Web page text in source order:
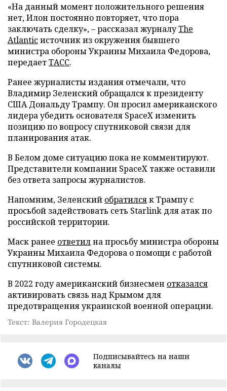
«На данный момент положительного решения
нет, Илон постоянно повторяет, что пора
заключать сделку», – рассказал журналуThe
Atlanticисточник из окружения бывшего
министра обороны Украины Михаила Федорова,
передаетТАСС.
Ранее журналисты издания отмечали, что
Владимир Зеленский обращался к президенту
США Дональду Трампу. Он просил американского
лидера убедить основателя SpaceX изменить
позицию по вопросу спутниковой связи для
планирования атак.
В Белом доме ситуацию пока не комментируют.
Представители компании SpaceX также оставили
без ответа запросы журналистов.
Напомним, Зеленский обратилсяк Трампу с
просьбой задействовать сеть Starlink для атак по
российской территории.
Маск ранее ответилна просьбу министра обороны
Украины Михаила Федорова о помощи с работой
спутниковой системы.
В 2022 году американский бизнесмен отказался
активировать связь над Крымом для
предотвращения украинской военной операции.
Текст: Валерия Городецкая
Подписывайтесь на наши
каналы